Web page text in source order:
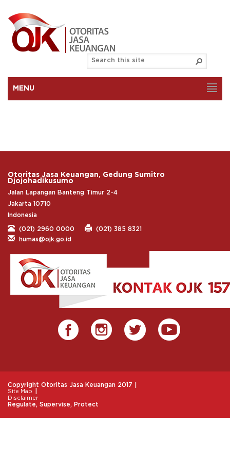
MENU
Otoritas Jasa Keuangan, Gedung Sumitro
Djojohadikusumo
Jalan Lapangan Banteng Timur 2-4
Jakarta 10710
Indonesia
(021) 2960 0000
(021) 385 8321
humas@ojk.go.id
Copyright Otoritas Jasa Keuangan 2017 |
Site Map
Disclaimer
Regulate, Supervise, Protect